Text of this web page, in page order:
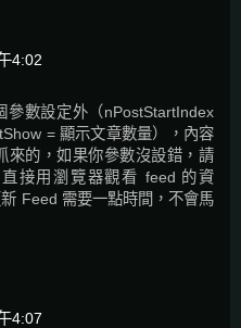
4:02
參數設定外（nPostStartIndex
= 顯示文章數量），內容
來的，如果你參數沒設錯，請
接用瀏覽器觀看 feed 的資
Feed 需要一點時間，不會馬
4:07